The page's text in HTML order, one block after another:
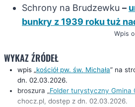
Schrony na Brudzewku –
bunkry z 1939 roku tuż
Wpis
WYKAZ ŹRÓDEŁ
wpis „kościół pw. św. Michała” na
dn. 02.03.2026.
broszura „Folder turystyczny Gmina
chocz.pl, dostęp z dn. 02.03.2026.